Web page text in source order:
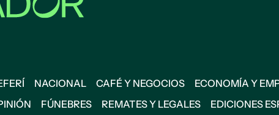
NACIONAL CAFÉ Y NEGOCIOS ECONOMÍA Y
FÚNEBRES REMATES Y LEGALES EDICIONES